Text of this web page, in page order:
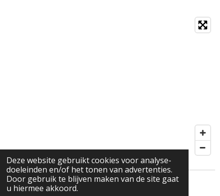
Deze website gebruikt cookies voor analyse-
doeleinden en/of het tonen van advertenties.
Door gebruik te blijven maken van de site gaat
u hiermee akkoord.
Privacyverklaring